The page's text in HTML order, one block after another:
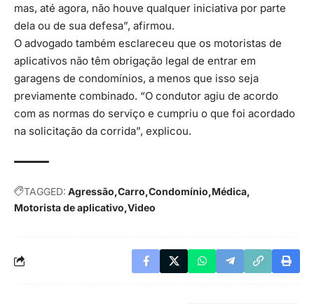
mas, até agora, não houve qualquer iniciativa por parte
dela ou de sua defesa”, afirmou.
O advogado também esclareceu que os motoristas de
aplicativos não têm obrigação legal de entrar em
garagens de condomínios, a menos que isso seja
previamente combinado. “O condutor agiu de acordo
com as normas do serviço e cumpriu o que foi acordado
na solicitação da corrida”, explicou.
TAGGED: Agressão Carro Condomínio Médica
Motorista de aplicativo Video